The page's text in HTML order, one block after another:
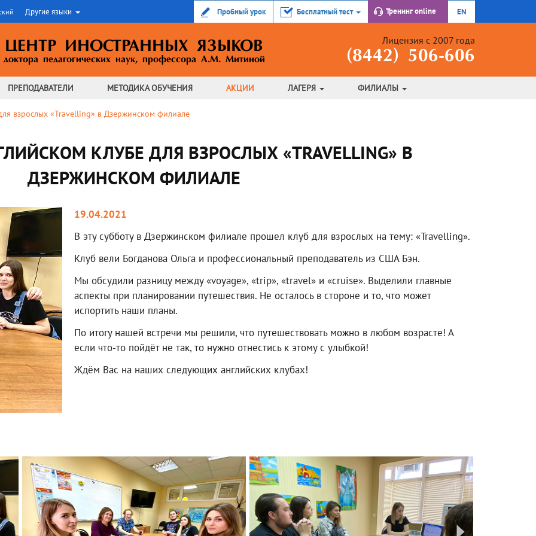
Другие языки Пробный урок Бесплатный тест Тренингonline EN
ЦЕНТР ИНОСТРАННЫХ ЯЗЫКОВ
доктора педагогических наук,профессора А.М. Митиной
Лицензия с 2007 года
(8442) 506-606
ПРЕПОДАВАТЕЛИ МЕТОДИКАОБУЧЕНИЯ АКЦИИ ЛАГЕРЯ ФИЛИАЛЫ
взрослых «Travelling» в Дзержинском филиале
КЛУБЕ ДЛЯ ВЗРОСЛЫХ «TRAVELLING» В
ДЗЕРЖИНСКОМ ФИЛИАЛЕ
19.04.2021
В эту субботу в Дзержинском филиале прошел клуб для взрослых на тему: «Travelling».
Клуб вели Богданова Ольга и профессиональный преподаватель из США Бэн.
Мы обсудили разницу между «voyage», «trip», «travel» и «cruise». Выделили главные
аспекты при планировании путешествия. Не осталось в стороне и то, что может
испортить наши планы.
По итогу нашей встречи мы решили, что путешествовать можно в любом возрасте! А
если что-то пойдёт не так, то нужно отнестись к этому с улыбкой!
Ждём Вас на наших следующих английских клубах!
next